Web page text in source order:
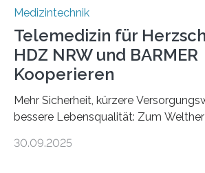
Medizintechnik
Telemedizin für
HDZ NRW und BARMER
Kooperieren
Mehr Sicherheit, kürzere
bessere Lebensqualität: Zum
Oeynhausen, und die BARMER die
30.09.2025